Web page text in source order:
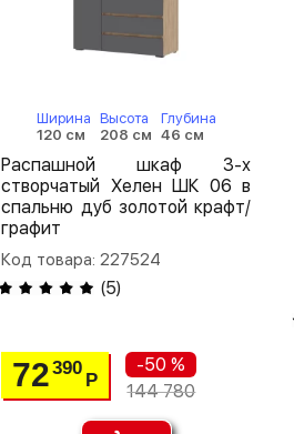
Ширина
120 см
Высота
208 см
Глубина
46 см
Распашной шкаф 3-х
створчатый Хелен ШК 06 в
спальню дуб золотой крафт/
графит
Код товара: 227524
(5)
72390
Р
-50 %
144 780